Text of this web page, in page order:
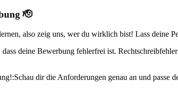
🫡
also zeig uns, wer du wirklich bist! Lass deine
dass deine Bewerbung fehlerfrei ist.
Schau dir die Anforderungen genau an und passe